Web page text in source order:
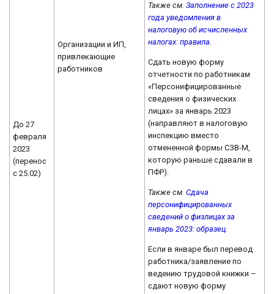
До 27
февраля
2023
(перенос
с 25.02)
Организации и ИП,
привлекающие
работников
Также см.Заполнение с 2023
года уведомления в
налоговую об исчисленных
налогах: правила.
Сдать новую форму
отчетности по работникам
«Персонифицированные
сведения о физических
лицах» за январь 2023
(направляют в налоговую
инспекцию вместо
отмененной формы СЗВ-М,
которую раньше сдавали в
ПФР).
Также см.Сдача
персонифицированных
сведений о физлицах за
январь 2023: образец
Если в январе был перевод
работника/заявление по
ведению трудовой книжки –
сдают новую форму